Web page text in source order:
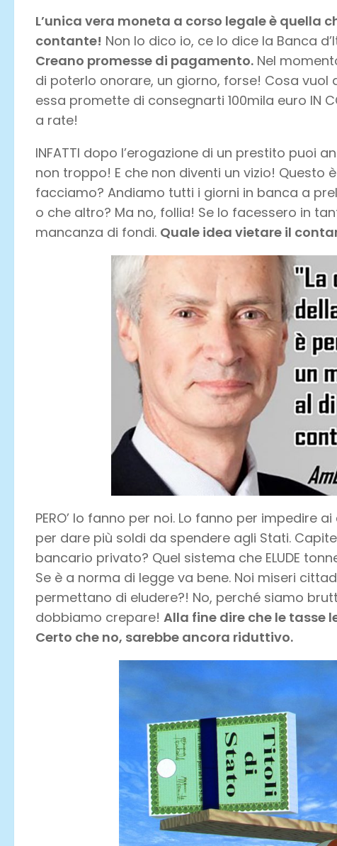
L’unica vera moneta a corso legale è quella
contante! Non lo dico io, ce lo dice la Banca
Creano promesse di pagamento. Nel
di poterlo onorare, un giorno, forse! Cosa vuol
essa promette di consegnarti 100mila euro IN
a rate!
INFATTI dopo l’erogazione di un prestito puoi
non troppo! E che non diventi un vizio! Questo
facciamo? Andiamo tutti i giorni in banca a
o che altro? Ma no, follia! Se lo facessero in
mancanza di fondi. Quale idea vietare il
PERO’ lo fanno per noi. Lo fanno per impedire
per dare più soldi da spendere agli Stati.
bancario privato? Quel sistema che ELUDE
Se è a norma di legge va bene. Noi miseri
permettano di eludere?! No, perché siamo
dobbiamo crepare! Alla fine dire che le tasse
Certo che no, sarebbe ancora riduttivo.